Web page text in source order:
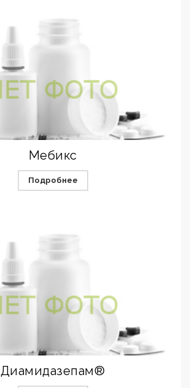
Мебикс
Подробнее
Диамидазепам®